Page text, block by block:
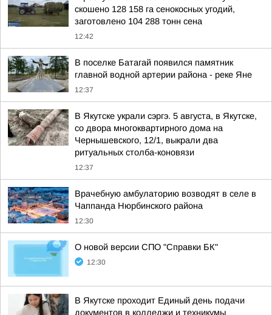
скошено 128 158 га сенокосных угодий,
заготовлено 104 288 тонн сена
12:42
В поселке Батагай появился памятник
главной водной артерии района - реке Яне
12:37
В Якутске украли сэргэ. 5 августа, в Якутске,
со двора многоквартирного дома на
Чернышевского, 12/1, выкрали два
ритуальных столба-коновязи
12:37
Врачебную амбулаторию возводят в селе в
Чаппанда Нюрбинского района
12:30
О новой версии СПО "Справки БК"
12:30
В Якутске проходит Единый день подачи
документов в колледжи и техникумы